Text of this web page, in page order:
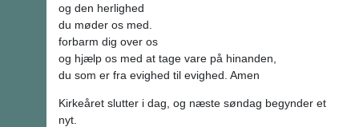
og den herlighed
du møder os med.
forbarm dig over os
og hjælp os med at tage vare på hinanden,
du som er fra evighed til evighed. Amen
Kirkeåret slutter i dag, og næste søndag begynder et
nyt.